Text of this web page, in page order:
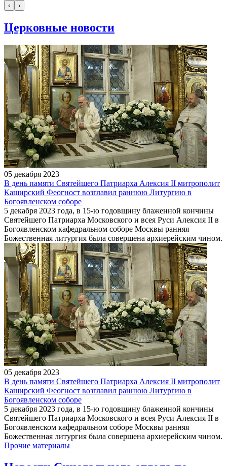
‹ ›
Церковные новости
05 декабря 2023
В день памяти Святейшего Патриарха Алексия II митрополит
Каширский Феогност возглавил раннюю Литургию в
Богоявленском соборе
5 декабря 2023 года, в 15-ю годовщину блаженной кончины
Святейшего Патриарха Московского и всея Руси Алексия II в
Богоявленском кафедральном соборе Москвы ранняя
Божественная литургия была совершена архиерейским чином.
05 декабря 2023
В день памяти Святейшего Патриарха Алексия II митрополит
Каширский Феогност возглавил раннюю Литургию в
Богоявленском соборе
5 декабря 2023 года, в 15-ю годовщину блаженной кончины
Святейшего Патриарха Московского и всея Руси Алексия II в
Богоявленском кафедральном соборе Москвы ранняя
Божественная литургия была совершена архиерейским чином.
Прочие материалы